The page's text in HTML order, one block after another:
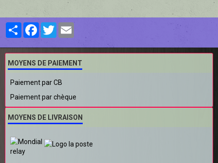
PartagerFacebookTwitter
MOYENS DE PAIEMENT
Paiement par CB
Paiement par chèque
MOYENS DE LIVRAISON